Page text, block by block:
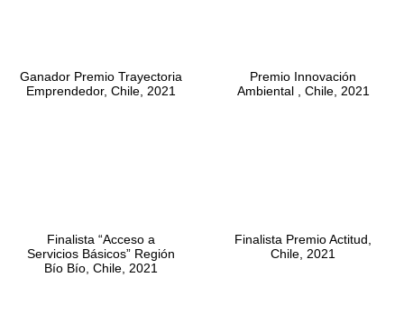
Ganador Premio Trayectoria
Emprendedor, Chile, 2021
Premio Innovación
Ambiental , Chile, 2021
Finalista “Acceso a
Servicios Básicos” Región
Bío Bío, Chile, 2021
Finalista Premio Actitud,
Chile, 2021